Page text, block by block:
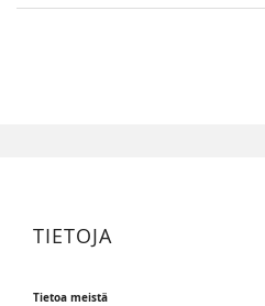
TIETOJA
Tietoa meistä